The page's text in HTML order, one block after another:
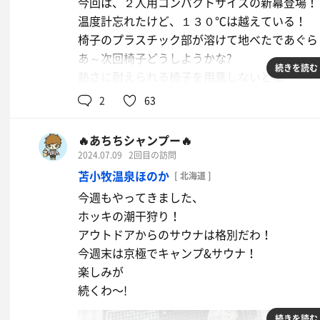
温度計忘れたけど、１３０℃は越えている！
椅子のプラスチック部が溶けて地べたであぐ
あ～次回椅子どうしようかな?
熱さに耐えられる椅子を用意しないとな〜続きを読む
2 63
🔥あちちシャンプー🔥
2024.07.09 2回目の訪問
苫小牧温泉ほのか [ 北海道 ]
今週もやってきました、
ホッキの潮干狩り！
アウトドアからのサウナは格別だわ！
今週末は京極でキャンプ&サウナ！
楽しみが
続くわ〜!